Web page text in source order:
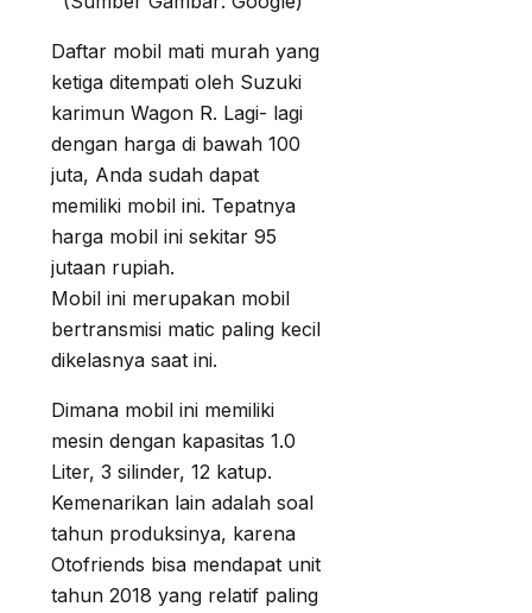
Daftar mobil mati murah yang
ketiga ditempati oleh Suzuki
karimun Wagon R. Lagi- lagi
dengan harga di bawah 100
juta, Anda sudah dapat
memiliki mobil ini. Tepatnya
harga mobil ini sekitar 95
jutaan rupiah.
Mobil ini merupakan mobil
bertransmisi matic paling kecil
dikelasnya saat ini.
Dimana mobil ini memiliki
mesin dengan kapasitas 1.0
Liter, 3 silinder, 12 katup.
Kemenarikan lain adalah soal
tahun produksinya, karena
Otofriends bisa mendapat unit
tahun 2018 yang relatif paling